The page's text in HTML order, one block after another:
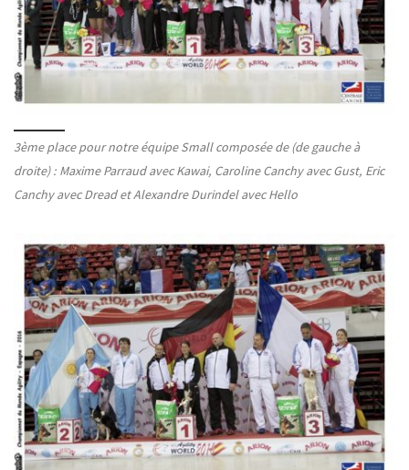
3ème place pour notre équipe Small composée de (de gauche à
droite) : Maxime Parraud avec Kawai, Caroline Canchy avec Gust, Eric
Canchy avec Dread et Alexandre Durindel avec Hello